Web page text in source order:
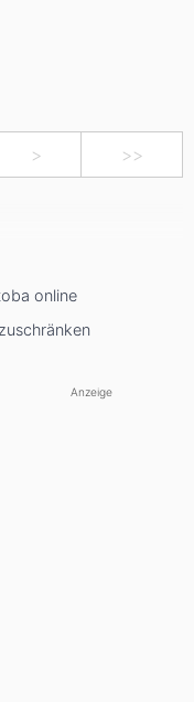
> >>
online
Anzeige